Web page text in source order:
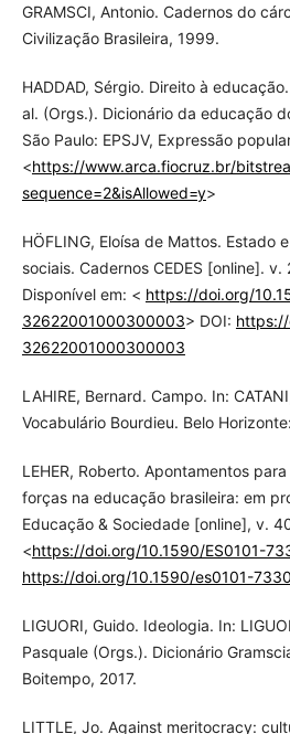
GRAMSCI, Antonio. Cadernos do
Civilização Brasileira, 1999.
HADDAD, Sérgio. Direito à
al. (Orgs.). Dicionário da educação
São Paulo: EPSJV, Expressão
<https://www.arca.fiocruz.br/
sequence=2&isAllowed=y>
HÖFLING, Eloísa de Mattos. Estado
sociais. Cadernos CEDES [online].
Disponível em: < https://doi.org/
32622001000300003> DOI:
32622001000300003
LAHIRE, Bernard. Campo. In:
Vocabulário Bourdieu. Belo
LEHER, Roberto. Apontamentos
forças na educação brasileira: em
Educação & Sociedade [online], v.
<https://doi.org/10.1590/ES0101-
https://doi.org/10.1590/es0101-
LIGUORI, Guido. Ideologia. In:
Pasquale (Orgs.). Dicionário
Boitempo, 2017.
LITTLE, Jo. Against meritocracy: